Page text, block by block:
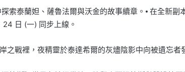
索泰蘭妲、薩魯法爾與沃金的故事續章。⦁ 在全新
日 (一) 同步上線。
之戰裡，夜精靈於泰達希爾的灰燼陰影中向被遺忘者